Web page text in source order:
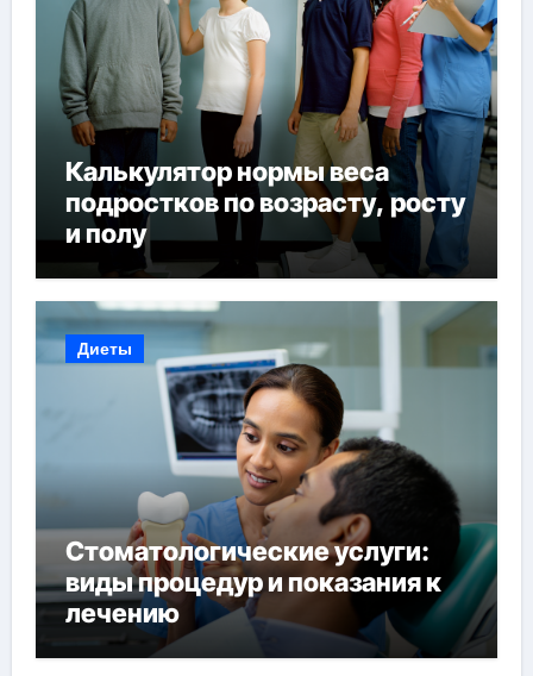
Калькулятор нормы веса
подростков по возрасту, росту
и полу
Диеты
Стоматологические услуги:
виды процедур и показания к
лечению